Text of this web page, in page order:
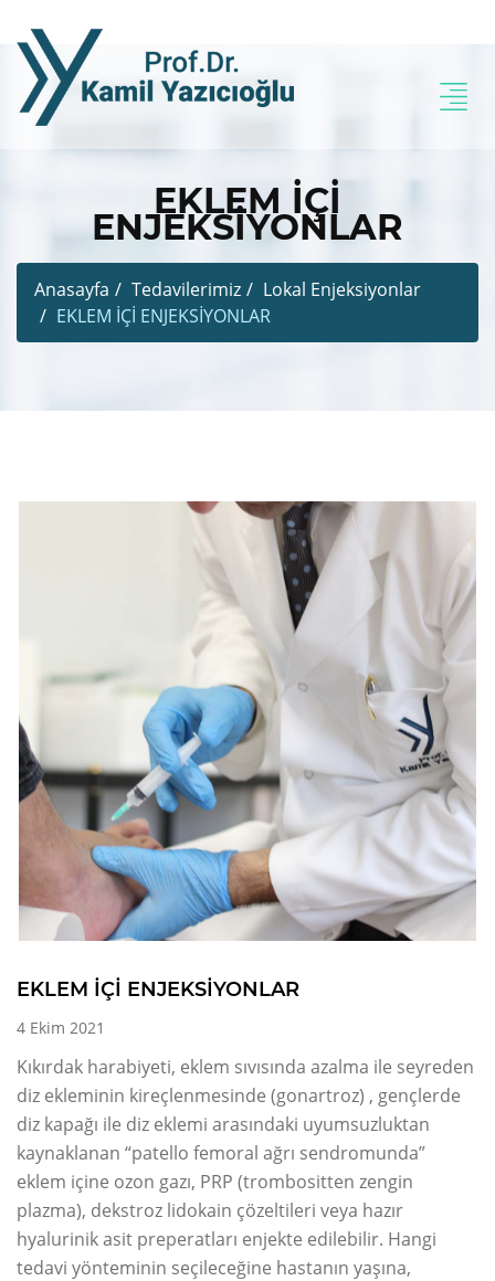
EKLEM İÇİ
ENJEKSİYONLAR
Anasayfa Tedavilerimiz
Lokal Enjeksiyonlar
EKLEM İÇİ ENJEKSİYONLAR
EKLEM İÇİ ENJEKSİYONLAR
4 Ekim 2021
Kıkırdak harabiyeti, eklem sıvısında azalma ile seyreden
diz ekleminin kireçlenmesinde (gonartroz) , gençlerde
diz kapağı ile diz eklemi arasındaki uyumsuzluktan
kaynaklanan “patello femoral ağrı sendromunda”
eklem içine ozon gazı, PRP (trombositten zengin
plazma), dekstroz lidokain çözeltileri veya hazır
hyalurinik asit preperatları enjekte edilebilir. Hangi
tedavi yönteminin seçileceğine hastanın yaşına,